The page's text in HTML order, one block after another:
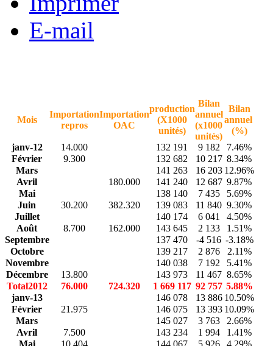
E-mail
Mois
Importation
repros
Importation
OAC
production
(X1000
unités)
Bilan
annuel
(x1000
unités)
Bilan
annuel
(%)
janv-12
14.000 132 191 9 182
7.46%
Février
9.300 132 682 10 217 8.34%
Mars
141 263 16 203 12.96%
Avril
180.000 141 240 12 687 9.87%
Mai
138 140 7 435
5.69%
Juin
30.200 382.320 139 083 11 840 9.30%
Juillet
140 174 6 041
4.50%
Août
8.700 162.000 143 645 2 133
1.51%
Septembre
137 470 -4 516 -3.18%
Octobre
139 217 2 876
2.11%
Novembre
140 038 7 192
5.41%
Décembre
13.800 143 973 11 467 8.65%
Total2012
76.000 724.320 1 669 117 92 757 5.88%
janv-13
146 078 13 886 10.50%
Février
21.975 146 075 13 393 10.09%
Mars
145 027 3 763
2.66%
Avril
7.500 143 234 1 994
1.41%
Mai
10.404 144 067 5 926
4.29%